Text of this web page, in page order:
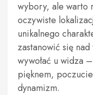
wybory, ale warto
oczywiste
unikalnego
zastanowić się
wywołać u widza
pięknem,
dynamizm.